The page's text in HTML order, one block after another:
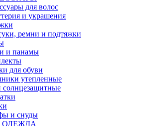
для волос
и украшения
ремни и подтяжки
и панамы
для обуви
утепленные
и снуды
ОДЕЖДА